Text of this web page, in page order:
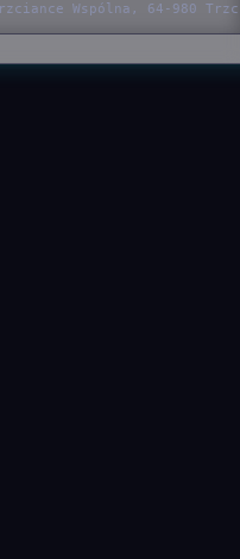
Trzciance Wspólna, 64-980